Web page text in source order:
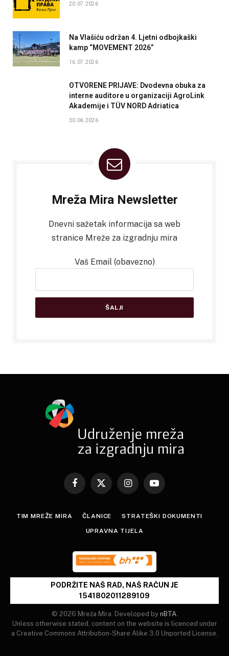
20.07.2026
Na Vlašiću održan 4. Ljetni odbojkaški
kamp “MOVEMENT 2026”
16.07.2026
OTVORENE PRIJAVE: Dvodevna obuka za
interne auditore u organizaciji AgroLink
Akademije i TÜV NORD Adriatica
30.06.2026
Mreža Mira Newsletter
Dnevni sažetak informacija sa web
stranice Mreže za izgradnju mira
Vaš Email (obavezno)
Facebook
X
InstagramYouTube
TIM MREŽE MIRA ČLANICE STRATEŠKI DOKUMENTI
UPRAVNA TIJELA
PODRŽITE NAŠ RAD, NAŠ RAČUN JE
1541802011289109
© 2026 Mreža Mira. Developed by nBTA.
Unless otherwise stated, content on the website is licenced under
a Creative Commons Attribution-Share Alike 3.0 Unported License.